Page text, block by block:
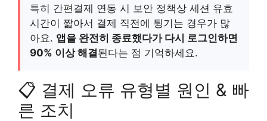
특히 간편결제 연동 시 보안 정책상 세션 유효
시간이 짧아서 결제 직전에 튕기는 경우가 많
아요. 앱을 완전히 종료했다가 다시 로그인하면
90% 이상 해결된다는 점 기억하세요.
📋 결제 오류 유형별 원인 & 빠
른 조치